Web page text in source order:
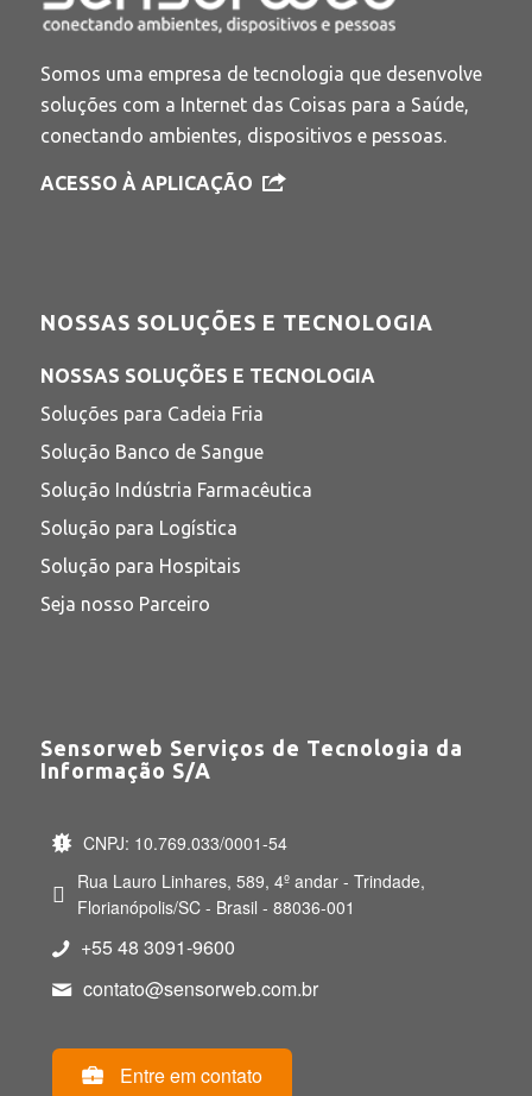
Somos uma empresa de tecnologia que desenvolve
soluções com a Internet das Coisas para a Saúde,
conectando ambientes, dispositivos e pessoas.
ACESSO À APLICAÇÃO
NOSSAS SOLUÇÕES E TECNOLOGIA
NOSSAS SOLUÇÕES E TECNOLOGIA
Soluções para Cadeia Fria
Solução Banco de Sangue
Solução Indústria Farmacêutica
Solução para Logística
Solução para Hospitais
Seja nosso Parceiro
Sensorweb Serviços de Tecnologia da
Informação S/A
CNPJ: 10.769.033/0001-54
Rua Lauro Linhares, 589, 4º andar - Trindade,
Florianópolis/SC - Brasil - 88036-001
+55 48 3091-9600
contato@sensorweb.com.br
Entre em contato